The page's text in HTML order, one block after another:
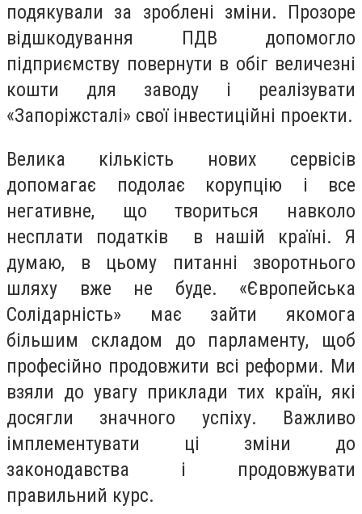
подякували за зроблені зміни. Прозоре
відшкодування ПДВ допомогло
підприємству повернути в обіг величезні
кошти для заводу і реалізувати
«Запоріжсталі» свої інвестиційні проекти.
Велика кількість нових сервісів
допомагає подолає корупцію і все
негативне, що твориться навколо
несплати податків в нашій країні. Я
думаю, в цьому питанні зворотнього
шляху вже не буде. «Європейська
Солідарність» має зайти якомога
більшим складом до парламенту, щоб
професійно продовжити всі реформи. Ми
взяли до увагу приклади тих країн, які
досягли значного успіху. Важливо
імплементувати ці зміни до
законодавства і продовжувати
правильний курс.